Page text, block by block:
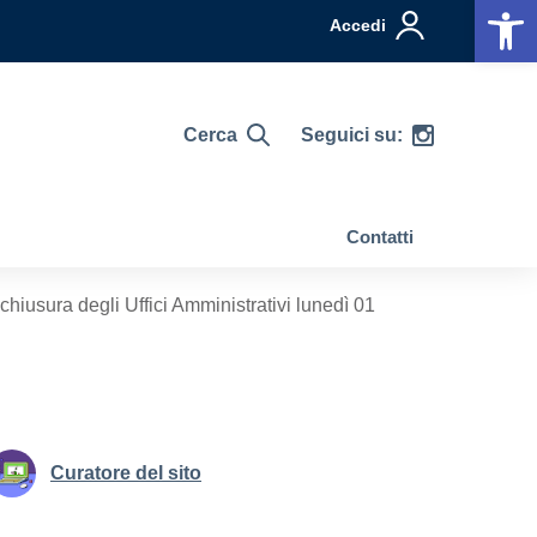
Accedi
Cerca Seguici su:
Contatti
degli Uffici Amministrativi lunedì 01
Curatore del sito